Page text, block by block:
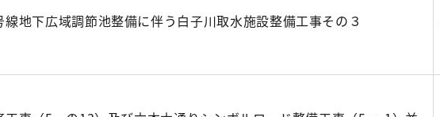
線地下広域調節池整備に伴う白子川取水施設整備工事その３